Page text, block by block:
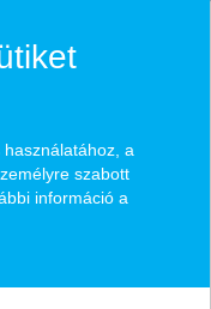
a
szabott
információ a